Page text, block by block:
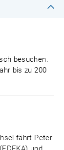
besuchen.
bis zu 200
fährt Peter